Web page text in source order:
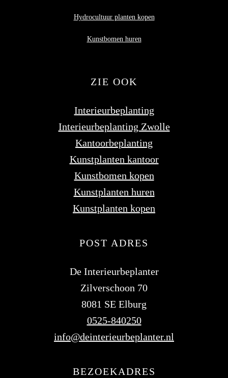
Hydrocultuur planten kopen
Kunstbomen huren
ZIE OOK
Interieurbeplanting
Interieurbeplanting Zwolle
Kantoorbeplanting
Kunstplanten kantoor
Kunstbomen kopen
Kunstplanten huren
Kunstplanten kopen
POST ADRES
De Interieurbeplanter
Zilverschoon 70
8081 SE Elburg
0525-840250
info@deinterieurbeplanter.nl
BEZOEKADRES